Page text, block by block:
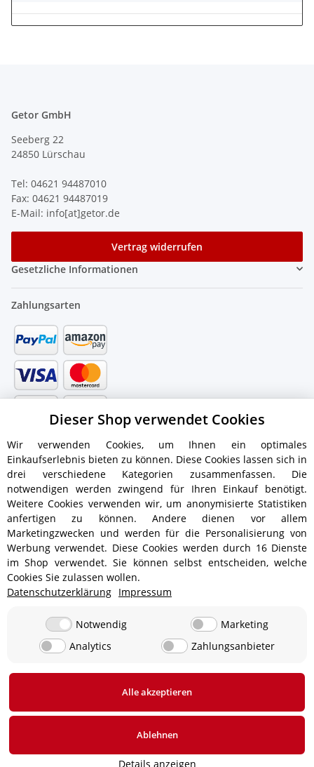
Getor GmbH
Seeberg 22
24850 Lürschau
Tel: 04621 94487010
Fax: 04621 94487019
E-Mail: info[at]getor.de
Vertrag widerrufen
Gesetzliche Informationen
Zahlungsarten
Versandinformationen
ab 5,90 € - Ab 300 € Bestellwert
ab 9,90 € - Ab 350 € Bestellwert
Versandkostenfrei!
19,90 €
0 € bei Abholung in 24850 Lürschau, Deutschland
* Alle Preise inkl. gesetzlicher USt., zzgl. Versand
Dieser Shop verwendet Cookies
Wir verwenden Cookies, um Ihnen ein optimales
Einkaufserlebnis bieten zu können. Diese Cookies lassen sich in
drei verschiedene Kategorien zusammenfassen. Die
notwendigen werden zwingend für Ihren Einkauf benötigt.
Weitere Cookies verwenden wir, um anonymisierte Statistiken
anfertigen zu können. Andere dienen vor allem
Marketingzwecken und werden für die Personalisierung von
Werbung verwendet. Diese Cookies werden durch 16 Dienste
im Shop verwendet. Sie können selbst entscheiden, welche
Cookies Sie zulassen wollen.
Datenschutzerklärung Impressum
Notwendig
Marketing
Analytics
Zahlungsanbieter
Alle akzeptieren
Ablehnen
Details anzeigen